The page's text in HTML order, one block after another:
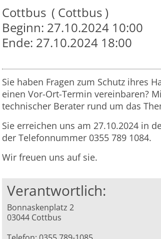
Cottbus
Cottbus
Beginn: 27.10.2024 10:00
Ende: 27.10.2024 18:00
Sie haben Fragen zum Schutz ihres
einen Vor-Ort-Termin vereinbaren?
technischer Berater rund um das
Sie erreichen uns am 27.10.2024 in
der Telefonnummer 0355 789 1084.
Wir freuen uns auf sie.
Verantwortlich:
Bonnaskenplatz 2
03044 Cottbus